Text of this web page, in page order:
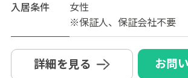
入居条件
女性
※保証人、保証会社不要
詳細を見る お問